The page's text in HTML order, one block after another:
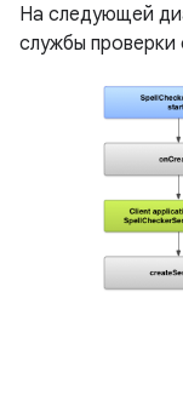
На следующей
службы